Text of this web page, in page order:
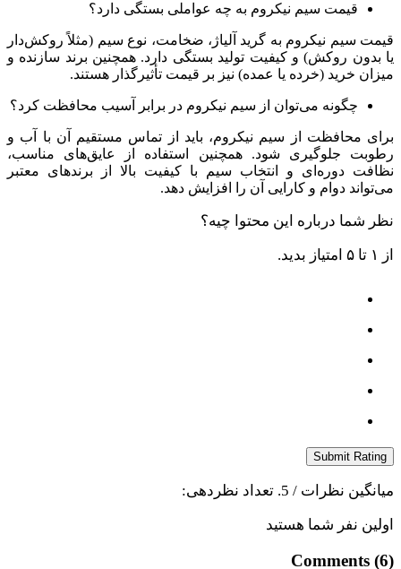
قیمت سیم نیکروم به چه عواملی بستگی دارد؟
قیمت سیم نیکروم به گرید آلیاژ، ضخامت، نوع سیم (مثلاً روکش‌دار
یا بدون روکش) و کیفیت تولید بستگی دارد. همچنین برند سازنده و
میزان خرید (خرده یا عمده) نیز بر قیمت تأثیرگذار هستند.
چگونه می‌توان از سیم نیکروم در برابر آسیب محافظت کرد؟
برای محافظت از سیم نیکروم، باید از تماس مستقیم آن با آب و
رطوبت جلوگیری شود. همچنین استفاده از عایق‌های مناسب،
نظافت دوره‌ای و انتخاب سیم با کیفیت بالا از برندهای معتبر
می‌تواند دوام و کارایی آن را افزایش دهد.
نظر شما درباره این محتوا چیه؟
از ۱ تا ۵ امتیاز بدید.
Submit Rating
میانگین نظرات / 5. تعداد نظردهی:
اولین نفر شما هستید
Comments (6)